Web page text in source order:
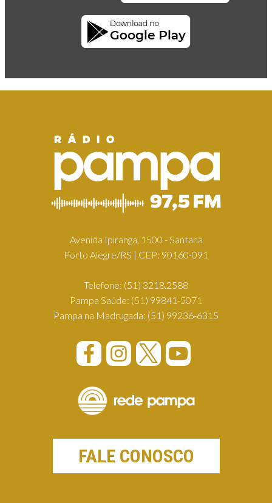
Avenida Ipiranga, 1500 - Santana
Porto Alegre/RS | CEP: 90160-091
Telefone: (51) 3218.2588
Pampa Saúde: (51) 99841-5071
Pampa na Madrugada: (51) 99236-6315
FALE CONOSCO